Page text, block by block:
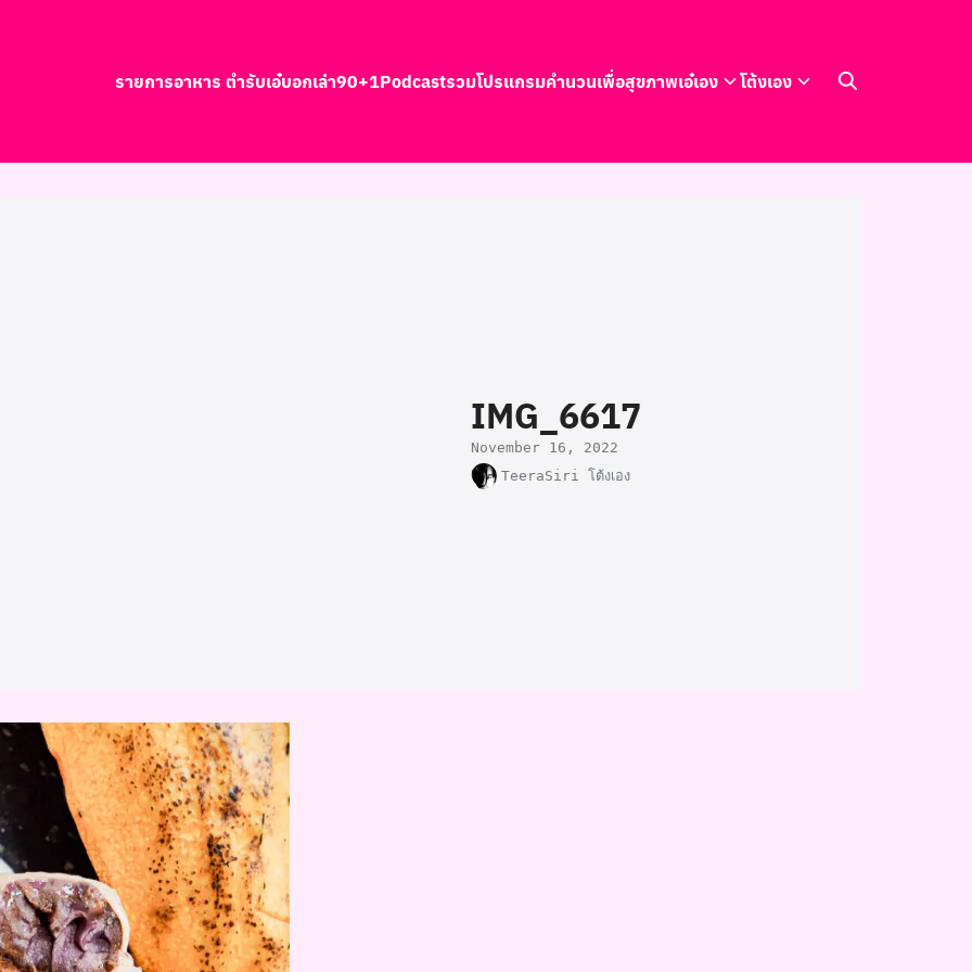
รายการอาหาร ตำรับเอ๋บอกเล่า90+1Podcastรวมโปรแกรมคำนวนเพื่อสุขภาพเอ๋เอง โต้งเอง
IMG_6617
November 16, 2022
TeeraSiri โต้งเอง